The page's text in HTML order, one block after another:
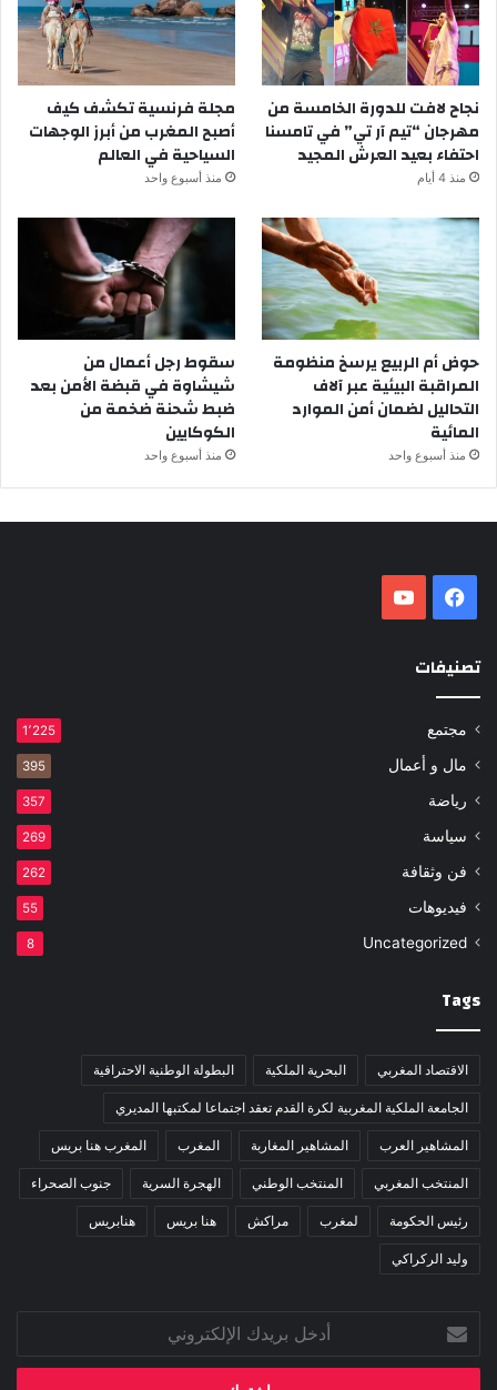
نجاح لافت للدورة الخامسة من
مهرجان “تيم آر تي” في تامسنا
احتفاء بعيد العرش المجيد
منذ 4 أيام
مجلة فرنسية تكشف كيف
أصبح المغرب من أبرز الوجهات
السياحية في العالم
منذ أسبوع واحد
حوض أم الربيع يرسخ منظومة
المراقبة البيئية عبر آلاف
التحاليل لضمان أمن الموارد
المائية
منذ أسبوع واحد
سقوط رجل أعمال من
شيشاوة في قبضة الأمن بعد
ضبط شحنة ضخمة من
الكوكايين
منذ أسبوع واحد
فيسبوك
تصنيفات
مجتمع 1٬225
مال و أعمال 395
رياضة 357
سياسة 269
فن وثقافة 262
فيديوهات 55
Uncategorized
8
Tags
الاقتصاد المغربي البحرية الملكية البطولة الوطنية الاحترافية
الجامعة الملكية المغربية لكرة القدم تعقد اجتماعا لمكتبها المديري
المشاهير العرب المشاهير المغاربة المغرب المغرب هنا بريس
المنتخب المغربي المنتخب الوطني الهجرة السرية جنوب الصحراء
رئيس الحكومة لمغرب مراكش هنا بريس هنابريس
وليد الركراكي
أدخل
بريدك
الإلكتروني